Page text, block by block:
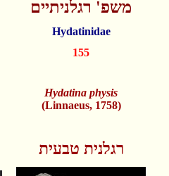
משפ' רגלניתיים
Hydatinidae
155
Hydatina physis
(Linnaeus, 1758)
רגלנית טבעית